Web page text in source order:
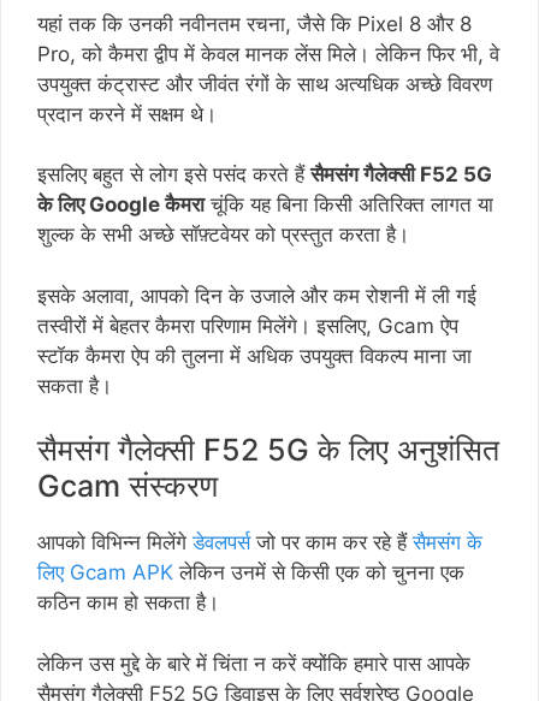
यहां तक ​​कि उनकी नवीनतम रचना, जैसे कि Pixel 8 और 8
Pro, को कैमरा द्वीप में केवल मानक लेंस मिले। लेकिन फिर भी, वे
उपयुक्त कंट्रास्ट और जीवंत रंगों के साथ अत्यधिक अच्छे विवरण
प्रदान करने में सक्षम थे।
इसलिए बहुत से लोग इसे पसंद करते हैंसैमसंग गैलेक्सी F52 5G
के लिए Google कैमराचूंकि यह बिना किसी अतिरिक्त लागत या
शुल्क के सभी अच्छे सॉफ़्टवेयर को प्रस्तुत करता है।
इसके अलावा, आपको दिन के उजाले और कम रोशनी में ली गई
तस्वीरों में बेहतर कैमरा परिणाम मिलेंगे। इसलिए, Gcam ऐप
स्टॉक कैमरा ऐप की तुलना में अधिक उपयुक्त विकल्प माना जा
सकता है।
सैमसंग गैलेक्सी F52 5G के लिए अनुशंसित
Gcam संस्करण
आपको विभिन्न मिलेंगेडेवलपर्सजो पर काम कर रहे हैंसैमसंग के
लिए Gcam APK लेकिन उनमें से किसी एक को चुनना एक
कठिन काम हो सकता है।
लेकिन उस मुद्दे के बारे में चिंता न करें क्योंकि हमारे पास आपके
सैमसंग गैलेक्सी F52 5G डिवाइस के लिए सर्वश्रेष्ठ Google